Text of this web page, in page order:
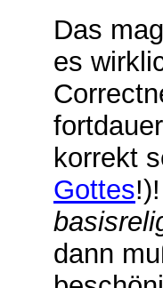
Das
es
korrekt
Gottes
dann